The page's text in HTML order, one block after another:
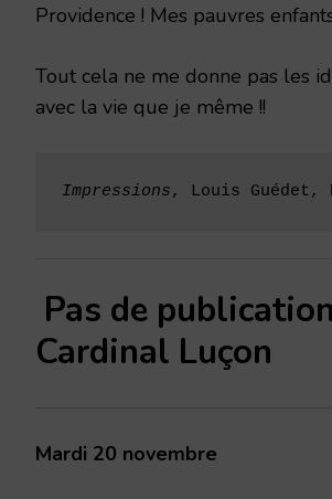
Providence ! Mes pauvres
Tout cela ne me donne pas les
avec la vie que je même !!
Impressions, Louis
Pas de
Cardinal Luçon
Mardi 20 novembre